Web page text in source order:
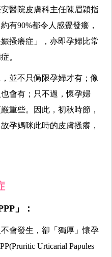
醫院皮膚科主任陳眉穎指
有90%都令人感覺發癢，
搔癢症」，亦即孕婦比常
。
並不只侷限孕婦才有；像
會有；只不過，懷孕婦
重些。因此，初秋時節，
孕媽咪此時的皮膚搔癢，
」：
會發生，卻「獨厚」懷孕
Urticarial Papules